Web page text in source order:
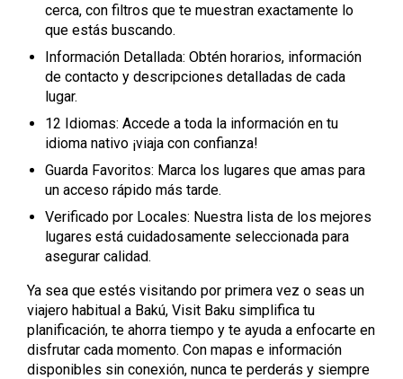
cerca, con filtros que te muestran exactamente lo
que estás buscando.
Información Detallada: Obtén horarios, información
de contacto y descripciones detalladas de cada
lugar.
12 Idiomas: Accede a toda la información en tu
idioma nativo ¡viaja con confianza!
Guarda Favoritos: Marca los lugares que amas para
un acceso rápido más tarde.
Verificado por Locales: Nuestra lista de los mejores
lugares está cuidadosamente seleccionada para
asegurar calidad.
Ya sea que estés visitando por primera vez o seas un
viajero habitual a Bakú, Visit Baku simplifica tu
planificación, te ahorra tiempo y te ayuda a enfocarte en
disfrutar cada momento. Con mapas e información
disponibles sin conexión, nunca te perderás y siempre